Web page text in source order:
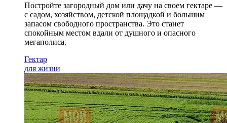
Постройте загородный дом или дачу на своем гектаре —
с садом, хозяйством, детской площадкой и большим
запасом свободного пространства. Это станет
спокойным местом вдали от душного и опасного
мегаполиса.
Гектар
для жизни